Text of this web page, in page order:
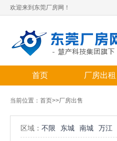
欢迎来到东莞厂房网！
首页 厂房出租
当前位置： 首页>>厂房出售
区域： 不限 东城 南城 万江